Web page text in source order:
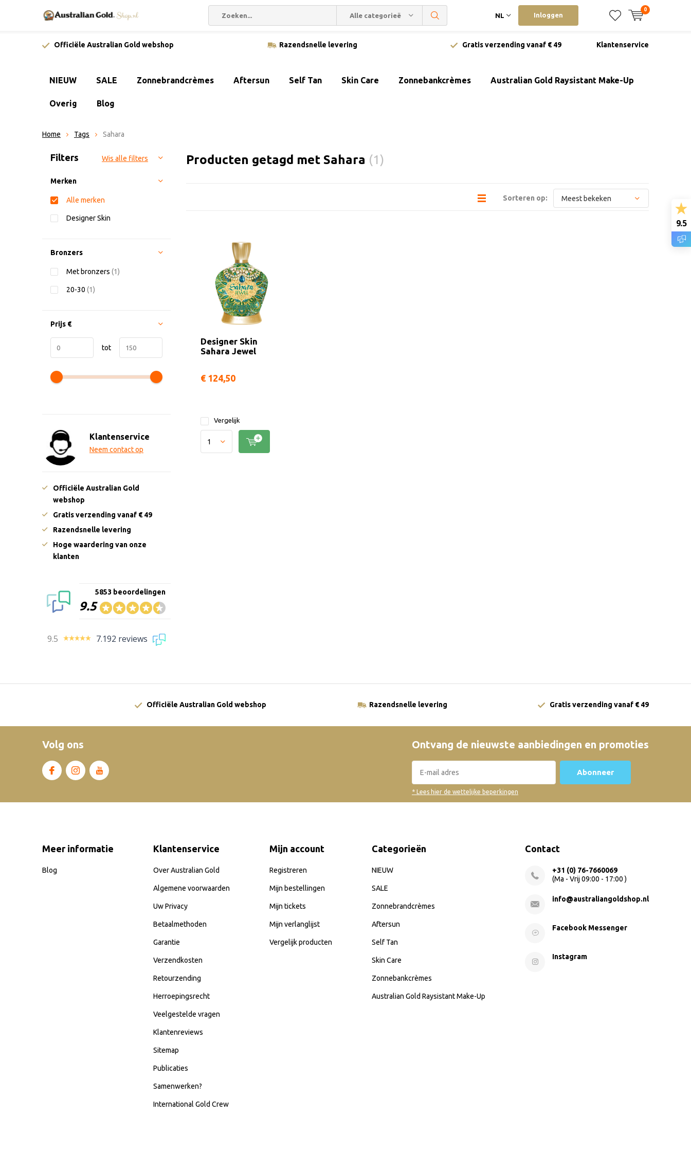
Alle categorieën NL Inloggen
0
Officiële Australian Gold webshop Razendsnelle levering Gratis verzending vanaf € 49 Klantenservice
NIEUW SALE Zonnebrandcrèmes Aftersun Self Tan Skin Care Zonnebankcrèmes Australian Gold Raysistant Make-Up
Overig Blog
Home Tags Sahara
Producten getagd met Sahara (1)
Sorteren op:
Designer Skin
Sahara Jewel
€ 124,50
Vergelijk
Sorteren op:
Filters Wis alle filters
Merken
Alle merken
Designer Skin
Bronzers
Met bronzers (1)
20-30 (1)
Prijs €
tot
Klantenservice
Neem contact op
Officiële Australian Gold
webshop
Gratis verzending vanaf € 49
Razendsnelle levering
Hoge waardering van onze
klanten
9.5
5853 beoordelingen
9.5 7.192 reviews
Officiële Australian Gold webshop Razendsnelle levering Gratis verzending vanaf € 49
Volg ons Ontvang de nieuwste aanbiedingen en promoties
Abonneer
* Lees hier de wettelijke beperkingen
Meer informatie
Blog
Klantenservice
Over Australian Gold
Algemene voorwaarden
Uw Privacy
Betaalmethoden
Garantie
Verzendkosten
Retourzending
Herroepingsrecht
Veelgestelde vragen
Klantenreviews
Sitemap
Publicaties
Samenwerken?
International Gold Crew
Mijn account
Registreren
Mijn bestellingen
Mijn tickets
Mijn verlanglijst
Vergelijk producten
Categorieën
NIEUW
SALE
Zonnebrandcrèmes
Aftersun
Self Tan
Skin Care
Zonnebankcrèmes
Australian Gold Raysistant Make-Up
Contact
+31 (0) 76-7660069
(Ma - Vrij 09:00 - 17:00 )
info@australiangoldshop.nl
Facebook Messenger
Instagram
9.5